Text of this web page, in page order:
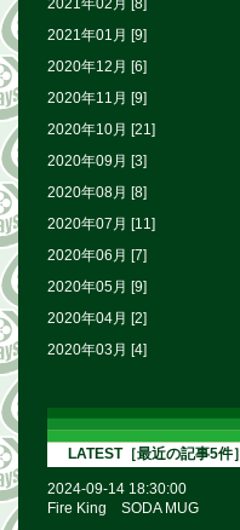
2021年02月 [8]
2021年01月 [9]
2020年12月 [6]
2020年11月 [9]
2020年10月 [21]
2020年09月 [3]
2020年08月 [8]
2020年07月 [11]
2020年06月 [7]
2020年05月 [9]
2020年04月 [2]
2020年03月 [4]
LATEST［最近の記事5件］
2024-09-14 18:30:00
Fire King SODA MUG